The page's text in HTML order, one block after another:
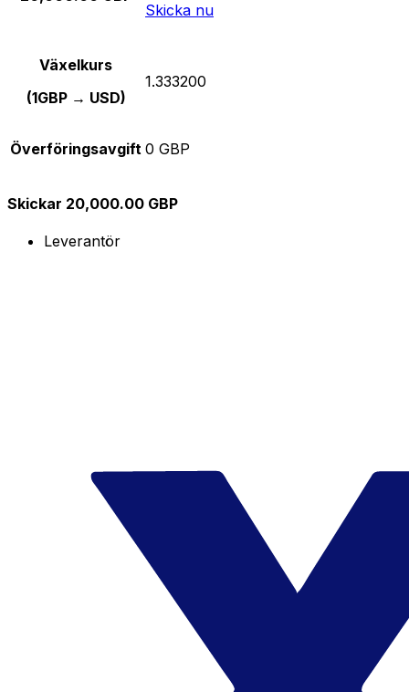
Skicka nu
Växelkurs
(1GBP → USD)
1.333200
Överföringsavgift 0 GBP
Skickar 20,000.00 GBP
Leverantör